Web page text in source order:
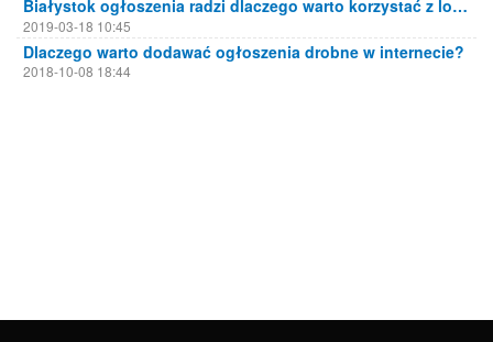
Białystok ogłoszenia radzi dlaczego warto korzystać z lokalnych portali ogłoszeniowych
2019-03-18 10:45
Dlaczego warto dodawać ogłoszenia drobne w internecie?
2018-10-08 18:44